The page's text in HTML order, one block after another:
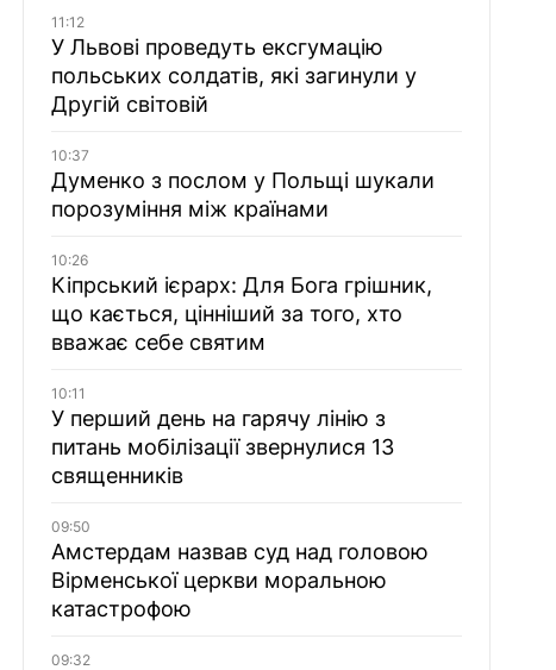
11:12
У Львові проведуть ексгумацію
польських солдатів, які загинули у
Другій світовій
10:37
Думенко з послом у Польщі шукали
порозуміння між країнами
10:26
Кіпрський ієрарх: Для Бога грішник,
що кається, цінніший за того, хто
вважає себе святим
10:11
У перший день на гарячу лінію з
питань мобілізації звернулися 13
священників
09:50
Амстердам назвав суд над головою
Вірменської церкви моральною
катастрофою
09:32